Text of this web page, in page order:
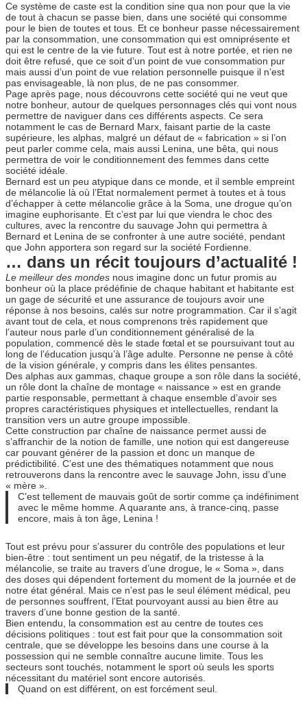
Ce système de caste est la condition sine qua non pour que la vie
de tout à chacun se passe bien, dans une société qui consomme
pour le bien de toutes et tous. Et ce bonheur passe nécessairement
par la consommation, une consommation qui est omniprésente et
qui est le centre de la vie future. Tout est à notre portée, et rien ne
doit être refusé, que ce soit d’un point de vue consommation pur
mais aussi d’un point de vue relation personnelle puisque il n’est
pas envisageable, là non plus, de ne pas consommer.
Page après page, nous découvrons cette société qui ne veut que
notre bonheur, autour de quelques personnages clés qui vont nous
permettre de naviguer dans ces différents aspects. Ce sera
notamment le cas de Bernard Marx, faisant partie de la caste
supérieure, les alphas, malgré un défaut de « fabrication » si l’on
peut parler comme cela, mais aussi Lenina, une bêta, qui nous
permettra de voir le conditionnement des femmes dans cette
société idéale.
Bernard est un peu atypique dans ce monde, et il semble empreint
de mélancolie là où l’Etat normalement permet à toutes et à tous
d’échapper à cette mélancolie grâce à la Soma, une drogue qu’on
imagine euphorisante. Et c’est par lui que viendra le choc des
cultures, avec la rencontre du sauvage John qui permettra à
Bernard et Lenina de se confronter à une autre société, pendant
que John apportera son regard sur la société Fordienne.
… dans un récit toujours d’actualité !
Le meilleur des mondes nous imagine donc un futur promis au
bonheur où la place prédéfinie de chaque habitant et habitante est
un gage de sécurité et une assurance de toujours avoir une
réponse à nos besoins, calés sur notre programmation. Car il s’agit
avant tout de cela, et nous comprenons très rapidement que
l’auteur nous parle d’un conditionnement généralisé de la
population, commencé dès le stade fœtal et se poursuivant tout au
long de l’éducation jusqu’à l’âge adulte. Personne ne pense à côté
de la vision générale, y compris dans les élites pensantes.
Des alphas aux gammas, chaque groupe a son rôle dans la société,
un rôle dont la chaîne de montage « naissance » est en grande
partie responsable, permettant à chaque ensemble d’avoir ses
propres caractéristiques physiques et intellectuelles, rendant la
transition vers un autre groupe impossible.
Cette construction par chaîne de naissance permet aussi de
s’affranchir de la notion de famille, une notion qui est dangereuse
car pouvant générer de la passion et donc un manque de
prédictibilité. C’est une des thématiques notamment que nous
retrouverons dans la rencontre avec le sauvage John, issu d’une
« mère ».
C’est tellement de mauvais goût de sortir comme ça indéfiniment
avec le même homme. A quarante ans, à trance-cinq, passe
encore, mais à ton âge, Lenina !
Tout est prévu pour s’assurer du contrôle des populations et leur
bien-être : tout sentiment un peu négatif, de la tristesse à la
mélancolie, se traite au travers d’une drogue, le « Soma », dans
des doses qui dépendent fortement du moment de la journée et de
notre état général. Mais ce n’est pas le seul élément médical, peu
de personnes souffrent, l’Etat pourvoyant aussi au bien être au
travers d’une bonne gestion de la santé.
Bien entendu, la consommation est au centre de toutes ces
décisions politiques : tout est fait pour que la consommation soit
centrale, que se développe les besoins dans une course à la
possession qui ne semble connaître aucune limite. Tous les
secteurs sont touchés, notamment le sport où seuls les sports
nécessitant du matériel sont encore autorisés.
Quand on est différent, on est forcément seul.